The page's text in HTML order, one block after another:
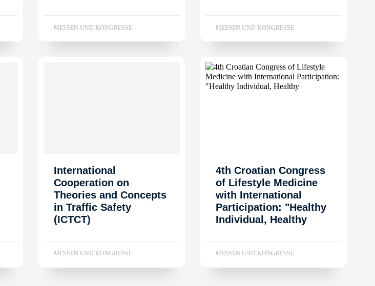
MESSEN UND KONGRESSE MESSEN UND KONGRESSE
International
Cooperation on
Theories and Concepts
in Traffic Safety
(ICTCT)
MESSEN UND KONGRESSE
4th Croatian Congress
of Lifestyle Medicine
with International
Participation: "Healthy
Individual, Healthy
MESSEN UND KONGRESSE